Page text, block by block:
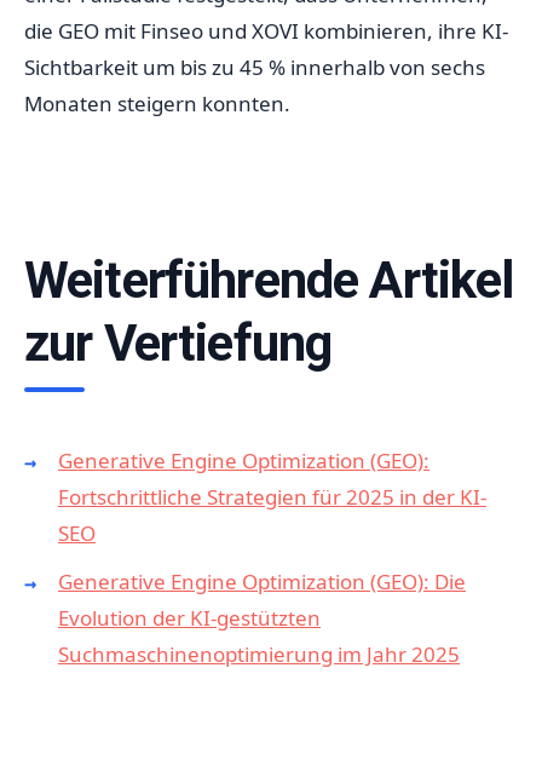
die GEO mit Finseo und XOVI kombinieren, ihre KI-
Sichtbarkeit um bis zu 45 % innerhalb von sechs
Monaten steigern konnten.
Weiterführende Artikel
zur Vertiefung
Generative Engine Optimization (GEO):
Fortschrittliche Strategien für 2025 in der KI-
SEO
Generative Engine Optimization (GEO): Die
Evolution der KI-gestützten
Suchmaschinenoptimierung im Jahr 2025